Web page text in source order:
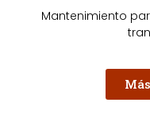
Mantenimiento